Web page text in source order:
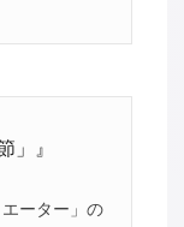
」』
ーター」の